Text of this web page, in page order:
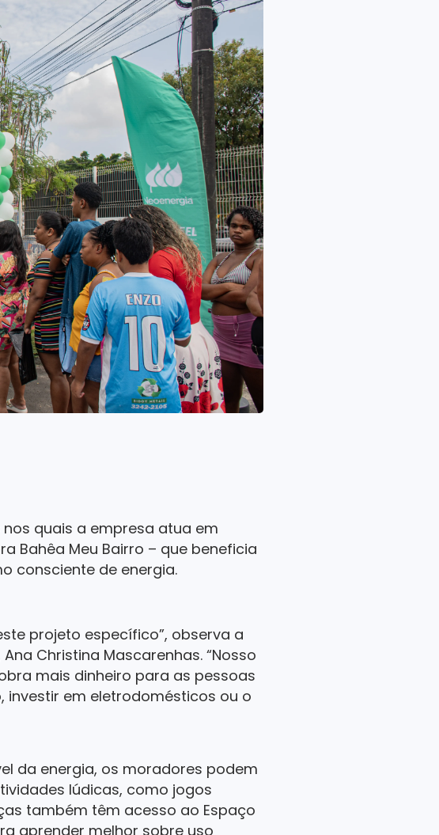
quais a empresa atua em
Bahêa Meu Bairro – que beneficia
consciente de energia.
projeto específico”, observa a
Christina Mascarenhas. “Nosso
mais dinheiro para as pessoas
em eletrodomésticos ou o
da energia, os moradores podem
lúdicas, como jogos
também têm acesso ao Espaço
aprender melhor sobre uso